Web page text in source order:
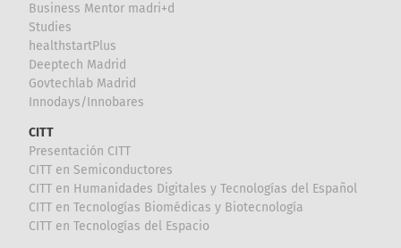
Business Mentor madri+d
Studies
healthstartPlus
Deeptech Madrid
Govtechlab Madrid
Innodays/Innobares
CITT
Presentación CITT
CITT en Semiconductores
CITT en Humanidades Digitales y Tecnologías del Español
CITT en Tecnologías Biomédicas y Biotecnología
CITT en Tecnologías del Espacio